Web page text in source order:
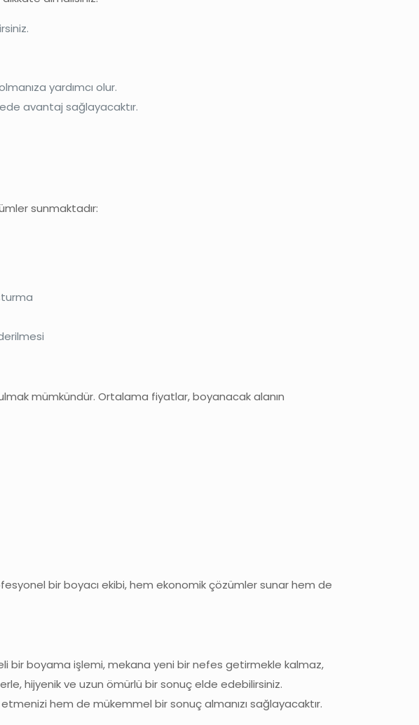
yardımcı olur.
avantaj sağlayacaktır.
sunmaktadır:
mümkündür. Ortalama fiyatlar, boyanacak alanın
bir boyacı ekibi, hem ekonomik çözümler sunar hem de
bir boyama işlemi, mekana yeni bir nefes getirmekle kalmaz,
hijyenik ve uzun ömürlü bir sonuç elde edebilirsiniz.
hem de mükemmel bir sonuç almanızı sağlayacaktır.